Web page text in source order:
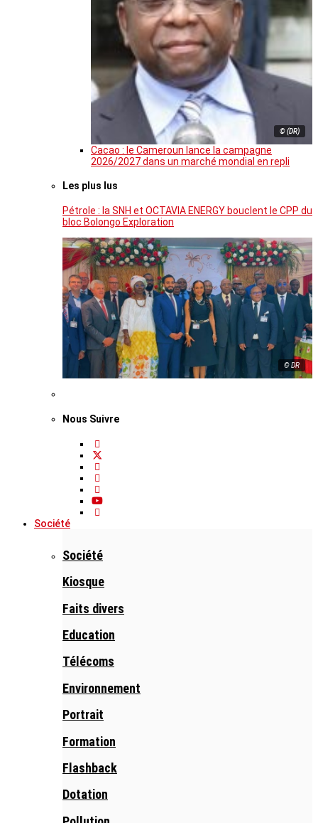
© (DR)
Cacao : le Cameroun lance la campagne
2026/2027 dans un marché mondial en repli
Les plus lus
Pétrole : la SNH et OCTAVIA ENERGY bouclent le CPP du
bloc Bolongo Exploration
© DR
Nous Suivre
Société
Société
Kiosque
Faits divers
Education
Télécoms
Environnement
Portrait
Formation
Flashback
Dotation